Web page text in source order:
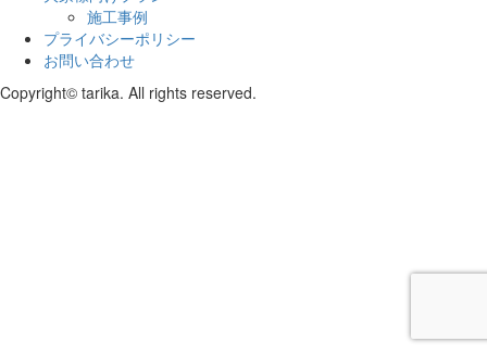
施工事例
プライバシーポリシー
お問い合わせ
Copyright© tarika. All rights reserved.